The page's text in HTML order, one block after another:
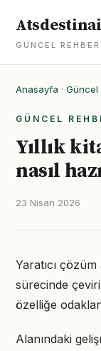
GÜNCEL REHBER
Anasayfa · Güncel
GÜNCEL
Yıllık
nasıl
23 Nisan 2026
Yaratıcı çözüm
sürecinde
özelliğe
Alanındaki